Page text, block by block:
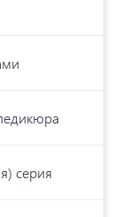
серия